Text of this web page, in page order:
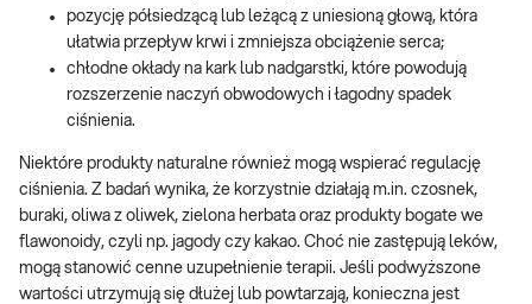
pozycję półsiedzącą lub leżącą z uniesioną głową, która
ułatwia przepływ krwi i zmniejsza obciążenie serca;
chłodne okłady na kark lub nadgarstki, które powodują
rozszerzenie naczyń obwodowych i łagodny spadek
ciśnienia.
Niektóre produkty naturalne również mogą wspierać regulację
ciśnienia. Z badań wynika, że korzystnie działają m.in. czosnek,
buraki, oliwa z oliwek, zielona herbata oraz produkty bogate we
flawonoidy, czyli np. jagody czy kakao. Choć nie zastępują leków,
mogą stanowić cenne uzupełnienie terapii. Jeśli podwyższone
wartości utrzymują się dłużej lub powtarzają, konieczna jest